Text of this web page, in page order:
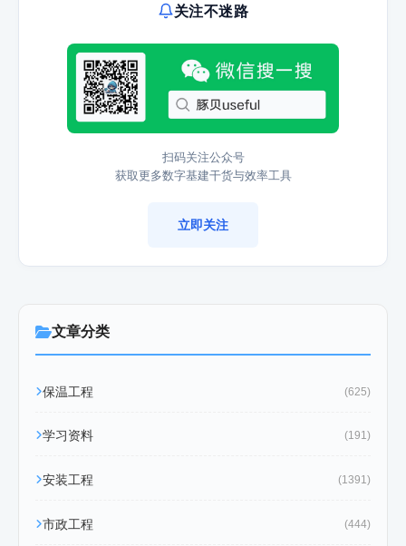
关注不迷路
扫码关注公众号
获取更多数字基建干货与效率工具
立即关注
文章分类
保温工程 (625)
学习资料 (191)
安装工程 (1391)
市政工程 (444)